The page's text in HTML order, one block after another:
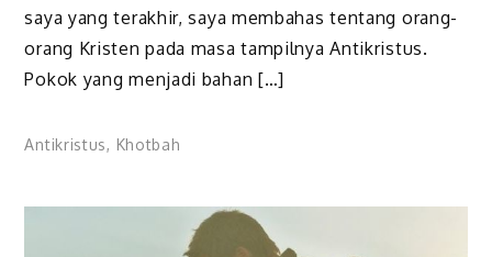
saya yang terakhir, saya membahas tentang orang-
orang Kristen pada masa tampilnya Antikristus.
Pokok yang menjadi bahan […]
Antikristus, Khotbah